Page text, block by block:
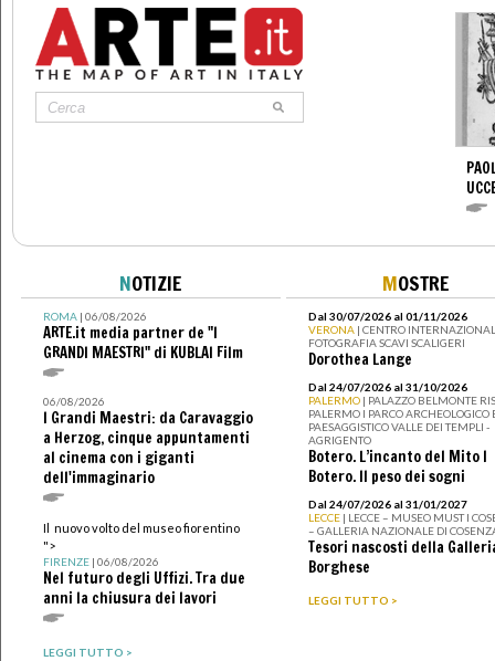
NOTIZIE
ROMA| 06/08/2026
ARTE.it media partner de "I
GRANDI MAESTRI" di KUBLAI Film
06/08/2026
I Grandi Maestri: da Caravaggio
a Herzog, cinque appuntamenti
al cinema con i giganti
dell'immaginario
Il nuovo volto del museo fiorentino
">
FIRENZE| 06/08/2026
Nel futuro degli Uffizi. Tra due
anni la chiusura dei lavori
LEGGI TUTTO >
MOSTRE
Dal 30/07/2026 al 01/11/2026
VERONA | CENTRO
FOTOGRAFIA SCAVI SCALIGERI
Dorothea Lange
Dal 24/07/2026 al 31/10/2026
PALERMO | PALAZZO BELMONTE
PALERMO I PARCO ARCHEOLOGICO
PAESAGGISTICO VALLE DEI TEMPLI -
AGRIGENTO
Botero. L’incanto del Mito I
Botero. Il peso dei sogni
Dal 24/07/2026 al 31/01/2027
LECCE | LECCE – MUSEO MUST I
– GALLERIA NAZIONALE DI
Tesori nascosti della
Borghese
LEGGI TUTTO >